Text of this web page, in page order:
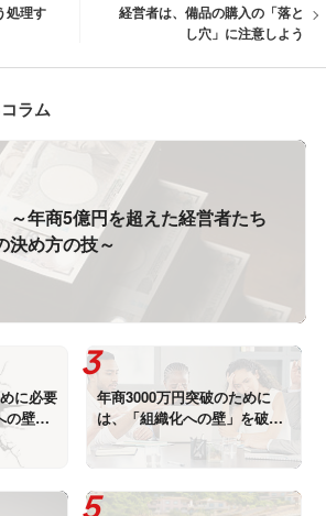
処理す
経営者は、備品の購入の「落と
し穴」に注意しよう
ラム
年商5億円を超えた経営者たち
決め方の技～
に必要
の壁」
年商3000万円突破のために
は、「組織化への壁」を破
れ！